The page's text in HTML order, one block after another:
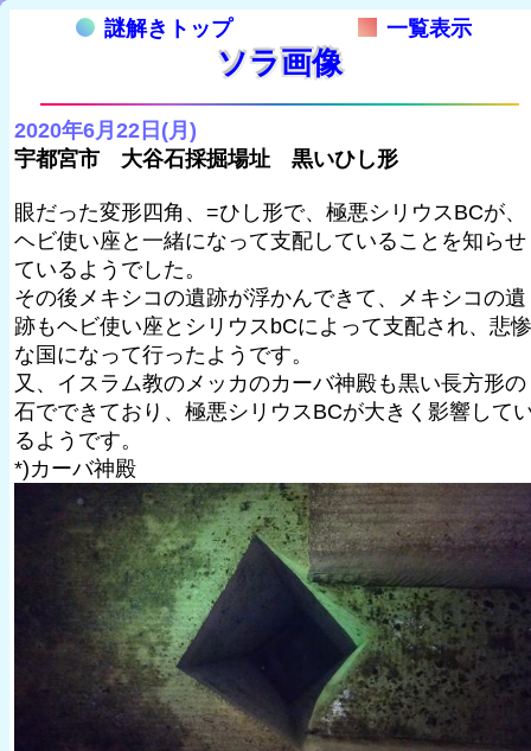
謎解きトップ 一覧表示
ソラ画像
2020年6月22日(月)
宇都宮市 大谷石採掘場址 黒いひし形
眼だった変形四角、=ひし形で、極悪シリウスBCが、
ヘビ使い座と一緒になって支配していることを知らせ
ているようでした。
その後メキシコの遺跡が浮かんできて、メキシコの遺
跡もヘビ使い座とシリウスbCによって支配され、悲惨
な国になって行ったようです。
又、イスラム教のメッカのカーバ神殿も黒い長方形の
石でできており、極悪シリウスBCが大きく影響して
るようです。
*)カーバ神殿